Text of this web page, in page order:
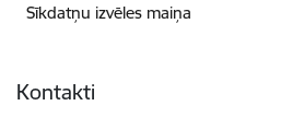
Sīkdatņu izvēles maiņa
Kontakti